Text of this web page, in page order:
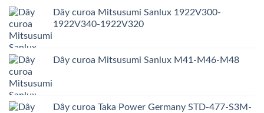
Dây curoa Mitsusumi Sanlux 1922V300-
1922V340-1922V320
Dây curoa Mitsusumi Sanlux M41-M46-M48
Dây curoa Taka Power Germany STD-477-S3M-